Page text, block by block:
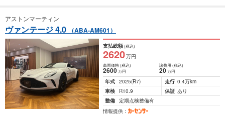
アストンマーティン
ヴァンテージ 4.0 （ABA-AM601）
支払総額(税込)
2620万円
車両価格(税込)
2600万円
諸費用 (税込)
20 万円
年式 2025(R7) 走行 0.4万km
車検
R10.9 保証 あり
整備 定期点検整備有
情報提供：